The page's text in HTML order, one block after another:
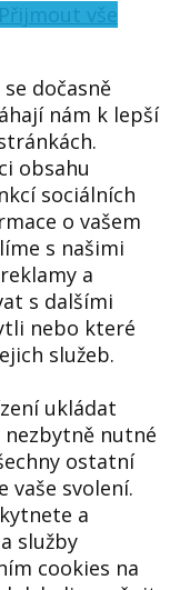
Přijmout vše
dočasně
nám k lepší
obsahu
sociálních
o vašem
s našimi
a
s dalšími
nebo které
služeb.
ukládat
nutné
ostatní
svolení.
a
služby
cookies na